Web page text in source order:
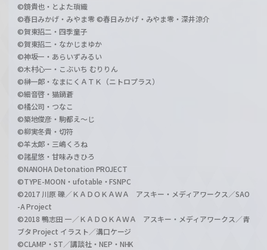
©鏡貴也・とよた瑣織
©春日みかげ・みやま零 ©春日みかげ・みやま零・深井涼介
©賀東招二・四季童子
©賀東招二・なかじまゆか
©神坂一・あらいずみるい
©木村心一・こぶいち むりりん
©榊一郎・なまにくＡＴＫ（ニトロプラス）
©細音啓・猫鍋蒼
©橘公司・つなこ
©築地俊彦・駒都え～じ
©柳実冬貴・切符
©羊太郎・三嶋くろね
©諸星悠・甘味みきひろ
©NANOHA Detonation PROJECT
©TYPE-MOON・ufotable・FSNPC
©2017 川原 礫／ＫＡＤＯＫＡＷＡ アスキー・メディアワークス／SAO
-A Project
©2018 鴨志田 一／ＫＡＤＯＫＡＷＡ アスキー・メディアワークス／青
ブタ Project イラスト／溝口ケージ
©CLAMP・ST／講談社・NEP・NHK